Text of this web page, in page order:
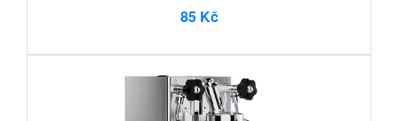
85 Kč